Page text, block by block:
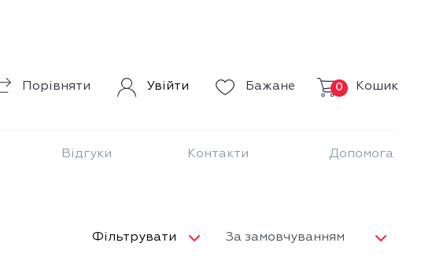
Порівняти Увійти Бажане Кошик
0
Відгуки Контакти Допомога
Фільтрувати